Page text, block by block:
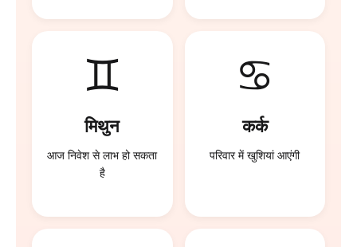
♊
मिथुन
आज निवेश से लाभ हो सकता
है
♋
कर्क
परिवार में खुशियां आएंगी